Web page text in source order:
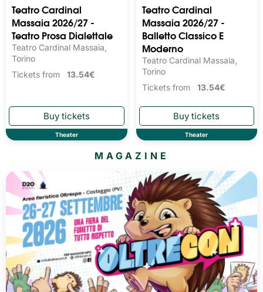
Teatro Cardinal
Massaia 2026/27 -
Teatro Prosa Dialettale
Teatro Cardinal Massaia,
Torino
Tickets from 13.54€
Theater
Teatro Cardinal
Massaia 2026/27 -
Balletto Classico E
Moderno
Teatro Cardinal Massaia,
Torino
Tickets from 13.54€
Theater
MAGAZINE